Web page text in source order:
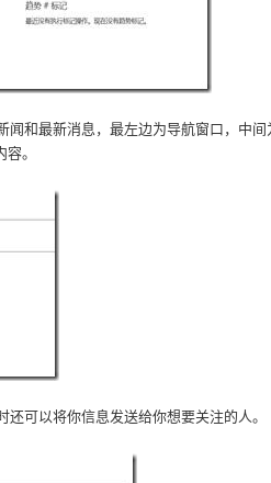
闻和最新消息，最左边为导航窗口，中
。
可以将你信息发送给你想要关注的人。